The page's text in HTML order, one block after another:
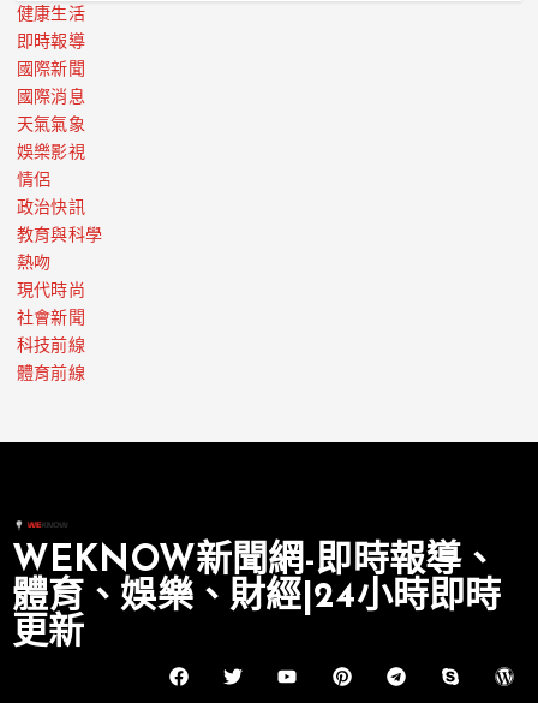
健康生活
即時報導
國際新聞
國際消息
天氣氣象
娛樂影視
情侶
政治快訊
教育與科學
熱吻
現代時尚
社會新聞
科技前線
體育前線
WEKNOW新聞網-即時報導、
體育、娛樂、財經|24小時即時
更新